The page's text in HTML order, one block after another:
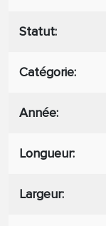
Statut
Catégorie
Année
Longueur
Largeur